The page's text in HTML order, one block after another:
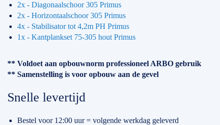
2x - Diagonaalschoor 305 Primus
2x - Horizontaalschoor 305 Primus
4x - Stabilisator tot 4,2m PH Primus
1x - Kantplankset 75-305 hout Primus
** Voldoet aan opbouwnorm professioneel ARBO gebruik
** Samenstelling is voor opbouw aan de gevel
Snelle levertijd
Bestel voor 12:00 uur = volgende werkdag geleverd